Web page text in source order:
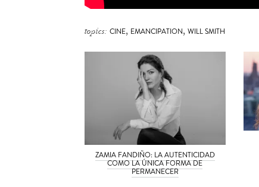
topics: CINE, EMANCIPATION, WILL SMITH
ZAMIA FANDIÑO: LA AUTENTICIDAD
COMO LA ÚNICA FORMA DE
PERMANECER